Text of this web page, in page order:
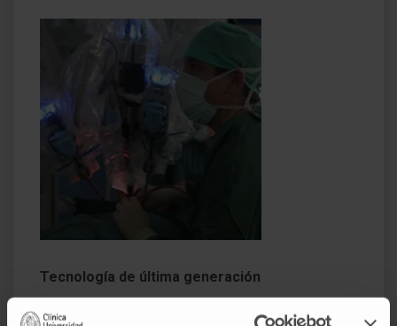
Tecnología de última generación
Contamos la mejor tecnología a nivel nacional para un